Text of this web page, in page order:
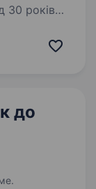
30 років
до